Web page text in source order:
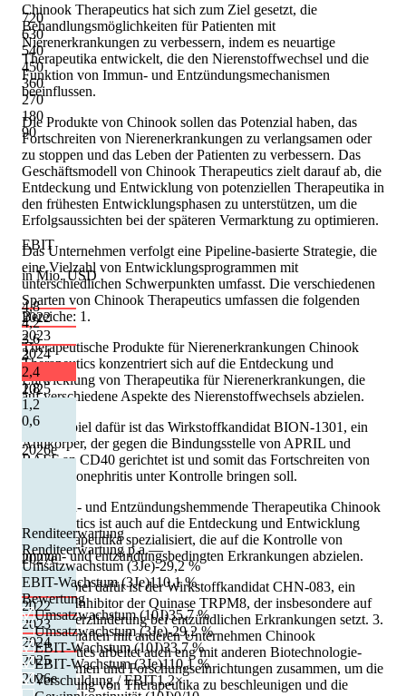
720
630
540
450
360
270
180
90
2022
2023
2024
2025
2026e
2027e
EBIT
in Mio. USD
4,8
4,2
3,6
3
2,4
1,8
1,2
0,6
2022
2023
2024
2025
2026e
Renditeerwartung
Renditeerwartung p.a.—
Umsatzwachstum (3Je)-29,2 %
EBIT-Wachstum (3Je)110,1 %
Bewertung
Umsatzwachstum (10J)35,7 %
Umsatzwachstum (3Je)-29,2 %
EBIT-Wachstum (10J)33,7 %
EBIT-Wachstum (3Je)110,1 %
Verschuldung / EBIT1,2×
Chinook Therapeutics hat sich zum Ziel gesetzt, die
Behandlungsmöglichkeiten für Patienten mit
Nierenerkrankungen zu verbessern, indem es neuartige
Therapeutika entwickelt, die den Nierenstoffwechsel und die
Funktion von Immun- und Entzündungsmechanismen
beeinflussen.
Die Produkte von Chinook sollen das Potenzial haben, das
Fortschreiten von Nierenerkrankungen zu verlangsamen oder
zu stoppen und das Leben der Patienten zu verbessern. Das
Geschäftsmodell von Chinook Therapeutics zielt darauf ab, die
Entdeckung und Entwicklung von potenziellen Therapeutika in
den frühesten Entwicklungsphasen zu unterstützen, um die
Erfolgsaussichten bei der späteren Vermarktung zu optimieren.
Das Unternehmen verfolgt eine Pipeline-basierte Strategie, die
eine Vielzahl von Entwicklungsprogrammen mit
unterschiedlichen Schwerpunkten umfasst. Die verschiedenen
Sparten von Chinook Therapeutics umfassen die folgenden
Bereiche: 1.
Therapeutische Produkte für Nierenerkrankungen Chinook
Therapeutics konzentriert sich auf die Entdeckung und
Entwicklung von Therapeutika für Nierenerkrankungen, die
auf verschiedene Aspekte des Nierenstoffwechsels abzielen.
Ein Beispiel dafür ist das Wirkstoffkandidat BION-1301, ein
Antikörper, der gegen die Bindungsstelle von APRIL und
BAFF an CD40 gerichtet ist und somit das Fortschreiten von
Glomerulonephritis unter Kontrolle bringen soll.
2. Immun- und Entzündungshemmende Therapeutika Chinook
Therapeutics ist auch auf die Entdeckung und Entwicklung
von Therapeutika spezialisiert, die auf die Kontrolle von
immun- und entzündungsbedingten Erkrankungen abzielen.
Ein Beispiel dafür ist der Wirkstoffkandidat CHN-083, ein
potenten Inhibitor der Quinase TRPM8, der insbesondere auf
die Schmerzlinderung bei entzündlichen Erkrankungen setzt. 3.
Partnerschaften mit anderen Unternehmen Chinook
Therapeutics arbeitet auch eng mit anderen Biotechnologie-
Unternehmen und Forschungseinrichtungen zusammen, um die
Entwicklung von Therapeutika zu beschleunigen und die